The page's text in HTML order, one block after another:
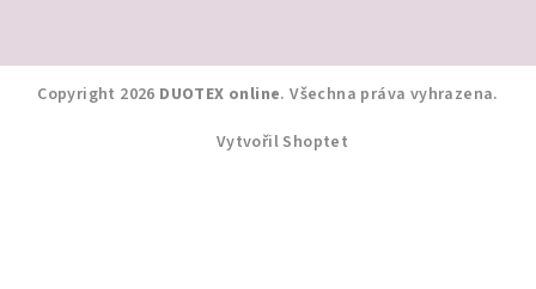
Copyright 2026 DUOTEX online. Všechna práva vyhrazena.
Vytvořil Shoptet